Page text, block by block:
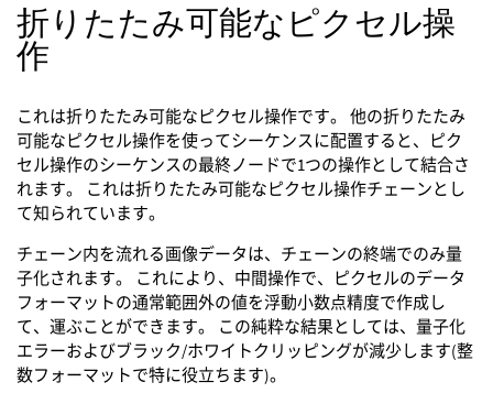
折りたたみ可能なピクセル操
作
これは折りたたみ可能なピクセル操作です。 他の折りたたみ
可能なピクセル操作を使ってシーケンスに配置すると、ピク
セル操作のシーケンスの最終ノードで1つの操作として結合さ
れます。 これは折りたたみ可能なピクセル操作チェーンとし
て知られています。
チェーン内を流れる画像データは、チェーンの終端でのみ量
子化されます。 これにより、中間操作で、ピクセルのデータ
フォーマットの通常範囲外の値を浮動小数点精度で作成し
て、運ぶことができます。 この純粋な結果としては、量子化
エラーおよびブラック/ホワイトクリッピングが減少します(整
数フォーマットで特に役立ちます)。